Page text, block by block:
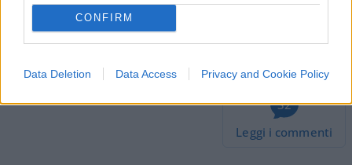
CONFIRM
Data Deletion Data Access Privacy and Cookie Policy
essere sempre aggiornati (gratis).
32
Leggi i commenti